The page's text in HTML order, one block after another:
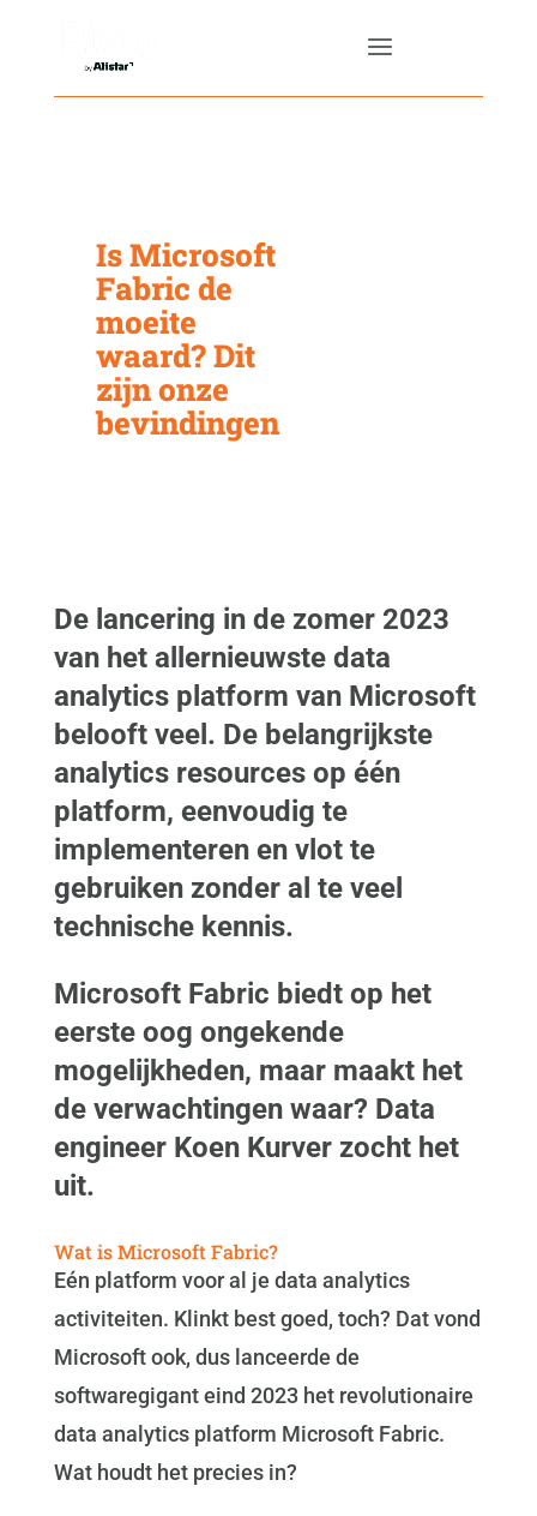
Is Microsoft
Fabric de
moeite
waard? Dit
zijn onze
bevindingen
De lancering in de zomer 2023
van het allernieuwste data
analytics platform van Microsoft
belooft veel. De belangrijkste
analytics resources op één
platform, eenvoudig te
implementeren en vlot te
gebruiken zonder al te veel
technische kennis.
Microsoft Fabric biedt op het
eerste oog ongekende
mogelijkheden, maar maakt het
de verwachtingen waar? Data
engineer Koen Kurver zocht het
uit.
Wat is Microsoft Fabric?
Eén platform voor al je data analytics
activiteiten. Klinkt best goed, toch? Dat vond
Microsoft ook, dus lanceerde de
softwaregigant eind 2023 het revolutionaire
data analytics platform Microsoft Fabric.
Wat houdt het precies in?